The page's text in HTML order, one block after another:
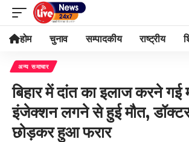
होम चुनाव सम्पादकीय राष्ट्रीय
अन्य समाचार
बिहार में दांत का इलाज करने गई
इंजेक्शन लगने से हुई मौत,
छोड़कर हुआ फरार